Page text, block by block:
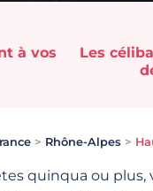
à vos
Les
> Rhône-Alpes >
quinqua ou